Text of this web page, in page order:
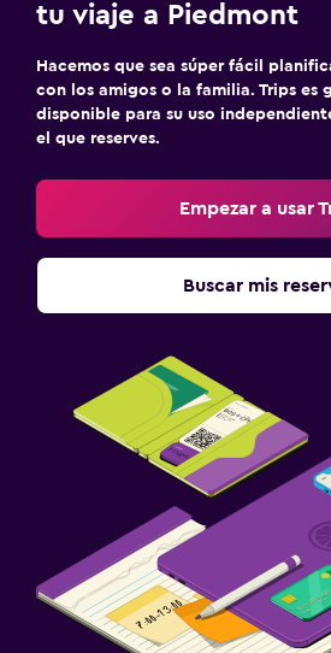
tu viaje a Piedmont
Hacemos que sea súper fácil
con los amigos o la familia. Trips es
disponible para su uso
el que reserves.
Empezar a usar
Buscar mis